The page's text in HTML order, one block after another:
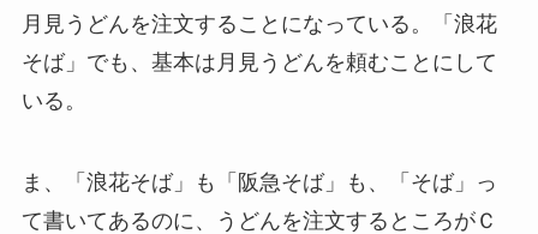
月見うどんを注文することになっている。「浪花
そば」でも、基本は月見うどんを頼むことにして
いる。
ま、「浪花そば」も「阪急そば」も、「そば」っ
て書いてあるのに、うどんを注文するところがＣ